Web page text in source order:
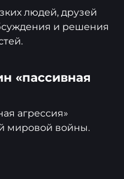
людей, друзей
и решения
«пассивная
агрессия»
мировой войны.